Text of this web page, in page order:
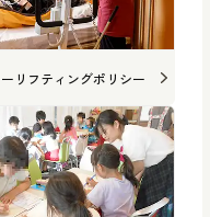
ーリフティングポリシー